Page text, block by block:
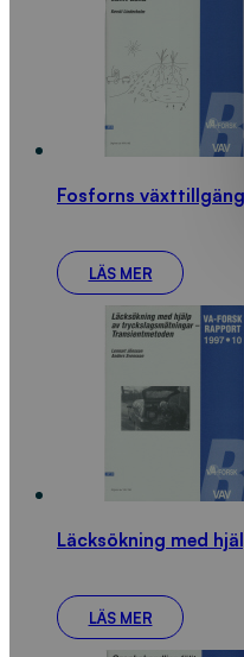
Fosforns
LÄS MER
Läcksökning med
LÄS MER